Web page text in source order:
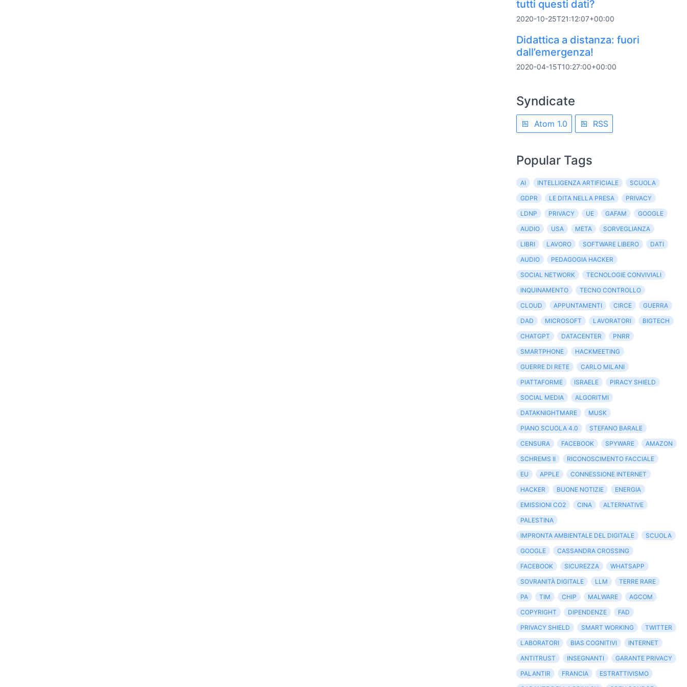
tutti questi dati?
2020-10-25T21:12:07+00:00
Didattica a distanza: fuori
dall’emergenza!
2020-04-15T10:27:00+00:00
Syndicate
Atom 1.0 RSS
Popular Tags
AI INTELLIGENZA ARTIFICIALE
SCUOLA
GDPR
LE DITA NELLA PRESA
PRIVACY
LDNP
PRIVACY UE GAFAM
GOOGLE
AUDIO
USA META
SORVEGLIANZA
LIBRI
LAVORO SOFTWARE LIBERO
DATI
AUDIO
PEDAGOGIA HACKER
SOCIAL NETWORK
TECNOLOGIE CONVIVIALI
INQUINAMENTO
TECNO CONTROLLO
CLOUD
APPUNTAMENTI CIRCE
GUERRA
DAD
MICROSOFT LAVORATORI
BIGTECH
CHATGPT
DATACENTER
PNRR
SMARTPHONE
HACKMEETING
GUERRE DI RETE
CARLO MILANI
PIATTAFORME
ISRAELE
PIRACY SHIELD
SOCIAL MEDIA
ALGORITMI
DATAKNIGHTMARE
MUSK
PIANO SCUOLA 4.0
STEFANO BARALE
CENSURA
FACEBOOK SPYWARE
AMAZON
SCHREMS II
RICONOSCIMENTO FACCIALE
EU
APPLE
CONNESSIONE INTERNET
HACKER
BUONE NOTIZIE
ENERGIA
EMISSIONI CO2
CINA
ALTERNATIVE
PALESTINA
IMPRONTA AMBIENTALE DEL DIGITALE
SCUOLA
GOOGLE
CASSANDRA CROSSING
FACEBOOK
SICUREZZA
WHATSAPP
SOVRANITÀ DIGITALE
LLM
TERRE RARE
PA
TIM CHIP MALWARE
AGCOM
COPYRIGHT
DIPENDENZE
FAD
PRIVACY SHIELD
SMART WORKING
TWITTER
LABORATORI
BIAS COGNITIVI
INTERNET
ANTITRUST
INSEGNANTI
GARANTE PRIVACY
PALANTIR
FRANCIA
ESTRATTIVISMO